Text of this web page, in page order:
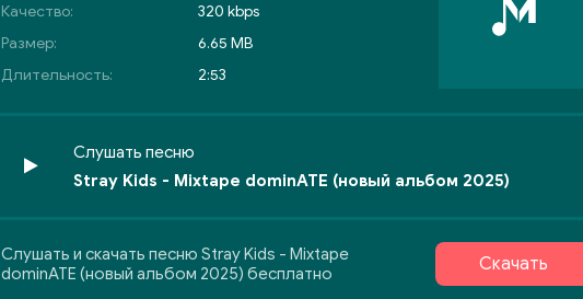
Качество:
320 kbps
Размер:
6.65 MB
Длительность:
2:53
Слушать песню
Stray Kids - Mixtape dominATE (новый альбом 2025)
Слушать и скачать песню Stray Kids - Mixtape
dominATE (новый альбом 2025) бесплатно
Скачать